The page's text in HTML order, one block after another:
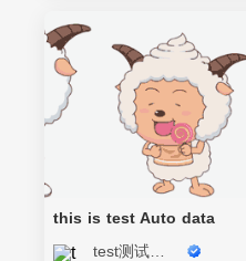
this is test Auto data